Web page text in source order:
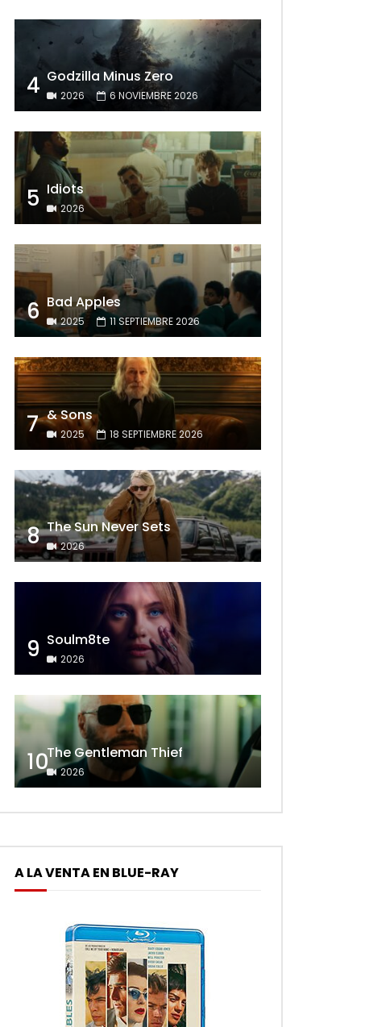
4 Godzilla Minus Zero
2026 6 NOVIEMBRE 2026
5 Idiots
2026
6 Bad Apples
2025 11 SEPTIEMBRE 2026
7 & Sons
2025 18 SEPTIEMBRE 2026
8 The Sun Never Sets
2026
9 Soulm8te
2026
10The Gentleman Thief
2026
A LA VENTA EN BLUE-RAY